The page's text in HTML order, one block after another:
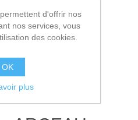
d'offrir nos
nos services, vous
des cookies.
OK
plus